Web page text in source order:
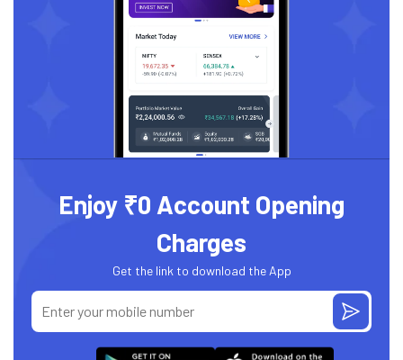
Enjoy ₹0 Account Opening
Charges
Get the link to download the App